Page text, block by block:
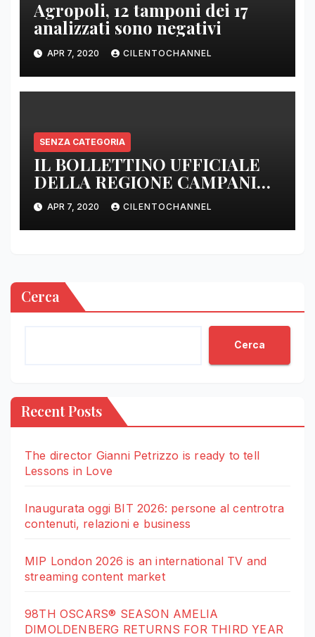
Agropoli, 12 tamponi dei 17
analizzati sono negativi
APR 7, 2020 CILENTOCHANNEL
SENZA CATEGORIA
IL BOLLETTINO UFFICIALE
DELLA REGIONE CAMPANIA
DELLE ORE 22.00
APR 7, 2020 CILENTOCHANNEL
Cerca
Cerca
Recent Posts
The director Gianni Petrizzo is ready to tell
Lessons in Love
Inaugurata oggi BIT 2026: persone al centrotra
contenuti, relazioni e business
MIP London 2026 is an international TV and
streaming content market
98TH OSCARS® SEASON AMELIA
DIMOLDENBERG RETURNS FOR THIRD YEAR